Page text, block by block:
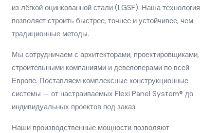
из лёгкой оцинкованной стали (LGSF). Наша технология
позволяет строить быстрее, точнее и устойчивее, чем
традиционные методы.
Мы сотрудничаем с архитекторами, проектировщиками,
строительными компаниями и девелоперами по всей
Европе. Поставляем комплексные конструкционные
системы — от настраиваемых Flexi Panel System® до
индивидуальных проектов под заказ.
Наши производственные мощности позволяют